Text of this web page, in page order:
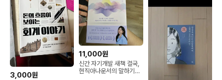
3,000원
11,000원
신간 자기개발 새책 결국,
현직아나운서의 말하기수